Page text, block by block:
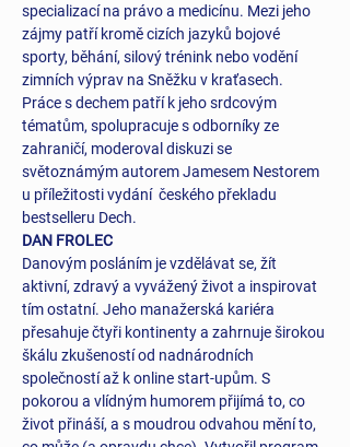
specializací na právo a medicínu. Mezi jeho
zájmy patří kromě cizích jazyků bojové
sporty, běhání, silový trénink nebo vodění
zimních výprav na Sněžku v kraťasech.
Práce s dechem patří k jeho srdcovým
tématům, spolupracuje s odborníky ze
zahraničí, moderoval diskuzi se
světoznámým autorem Jamesem Nestorem
u příležitosti vydání  českého překladu
bestselleru Dech.
DAN FROLEC
Danovým posláním je vzdělávat se, žít
aktivní, zdravý a vyvážený život a inspirovat
tím ostatní. Jeho manažerská kariéra
přesahuje čtyři kontinenty a zahrnuje širokou
škálu zkušeností od nadnárodních
společností až k online start-upům. S
pokorou a vlídným humorem přijímá to, co
život přináší, a s moudrou odvahou mění to,